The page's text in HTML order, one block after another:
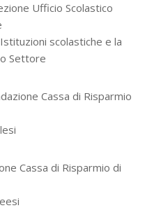
Ufficio Scolastico
scolastiche e la
Settore
Cassa di Risparmio
Cassa di Risparmio di